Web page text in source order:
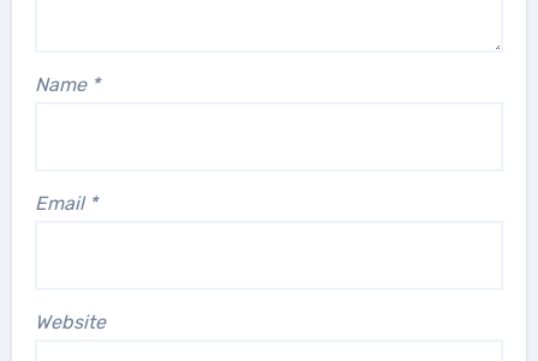
Name *
Email *
Website